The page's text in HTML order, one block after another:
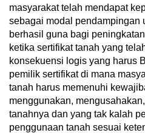
masyarakat telah mendapat
sebagai modal pendampingan
berhasil guna bagi
ketika sertifikat tanah yang
konsekuensi logis yang harus
pemilik sertifikat di mana
tanah harus memenuhi
menggunakan,
tanahnya dan yang tak kalah
penggunaan tanah sesuai